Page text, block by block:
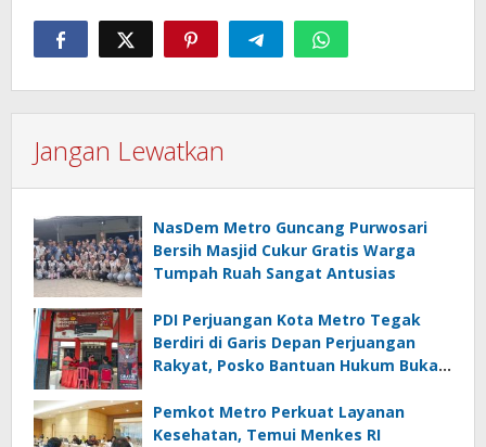
Jangan Lewatkan
NasDem Metro Guncang Purwosari
Bersih Masjid Cukur Gratis Warga
Tumpah Ruah Sangat Antusias
PDI Perjuangan Kota Metro Tegak
Berdiri di Garis Depan Perjuangan
Rakyat, Posko Bantuan Hukum Buka
Pemkot Metro Perkuat Layanan
Kesehatan, Temui Menkes RI